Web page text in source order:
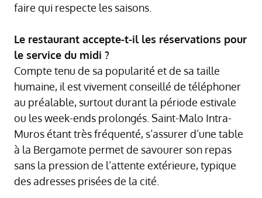
faire qui respecte les saisons.
Le restaurant accepte-t-il les réservations pour
le service du midi ?
Compte tenu de sa popularité et de sa taille
humaine, il est vivement conseillé de téléphoner
au préalable, surtout durant la période estivale
ou les week-ends prolongés. Saint-Malo Intra-
Muros étant très fréquenté, s’assurer d’une table
à la Bergamote permet de savourer son repas
sans la pression de l’attente extérieure, typique
des adresses prisées de la cité.